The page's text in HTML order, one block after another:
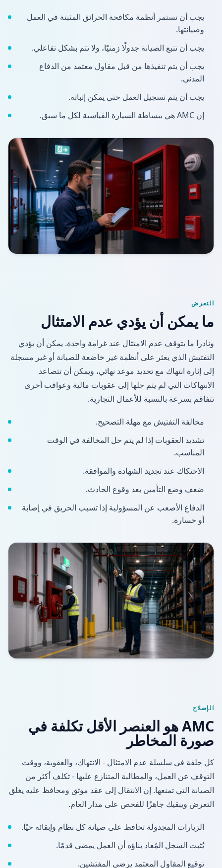
يجب أن تستمر أنظمة مكافحة الحرائق المثبتة في العمل
وصيانتها.
يجب أن تتبع الصيانة جدولًا زمنيًا، ولا تتم بشكل تفاعلي.
يجب أن يتم تنفيذها من قبل مقاول معتمد من الدفاع
المدني.
يجب أن يتم تسجيل العمل حتى يمكن إثباته.
إن AMC هي ببساطة السيارة القياسية لكل ما سبق.
التعرض
ما يمكن أن يؤدي عدم الامتثال
ونادرا ما يتوقف عدم الامتثال عند غرامة واحدة. يمكن أن يؤدي
التفتيش الذي يعثر على أنظمة غير خاضعة للصيانة أو غير مسجلة
إلى إثارة انتهاك مع تحديد موعد نهائي، ويمكن أن تتصاعد
الانتهاكات التي لم يتم حلها إلى عقوبات مالية وعواقب أخرى
تتفاقم بسرعة بالنسبة للأعمال التجارية.
مخالفة التفتيش مع مهلة التصحيح.
تشديد العقوبات إذا لم يتم حل المخالفة في الوقت
المناسب.
الاحتكاك عند تجديد الشهادة والموافقة.
ضعف وضع التأمين بعد وقوع الحادث.
الدفاع الأصعب عن المسؤولية إذا تسبب الحريق في إصابة
أو خسارة.
الإصلاح
AMC هو العنصر الأقل تكلفة في
صورة المخاطر
كل حلقة في سلسلة عدم الامتثال - الانتهاك، والعقوبة، ووقت
التوقف عن العمل، والمطالبة المتنازع عليها - تكلف أكثر من
الصيانة التي تمنعها. إن الانتقال إلى عقد موثق ومحافظ عليه يغلق
التعرض ويبقيك جاهزًا للفحص على مدار العام.
الزيارات المجدولة تحافظ على صيانة كل نظام وإبقائه حيًا.
يُثبت السجل المُعاد بناؤه أن العمل يمضي قدمًا.
توقيع المقاول المعتمد يرضي المفتشين.